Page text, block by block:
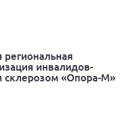
региональная
инвалидов-
склерозом «Опора-М»